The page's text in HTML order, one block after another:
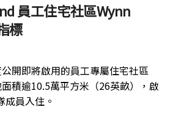
員工住宅社區Wynn
標
開即將啟用的員工專屬住宅社區
積逾10.5萬平方米（26英畝），啟
員入住。